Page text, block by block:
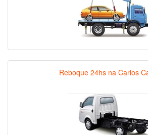
Reboque 24hs na Carlos